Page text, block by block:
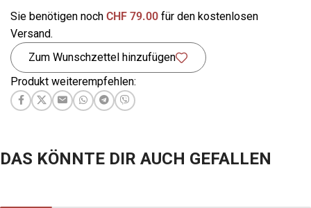
Sie benötigen noch CHF 79.00 für den kostenlosen
Versand.
Zum Wunschzettel hinzufügen
Produkt weiterempfehlen:
DAS KÖNNTE DIR AUCH GEFALLEN